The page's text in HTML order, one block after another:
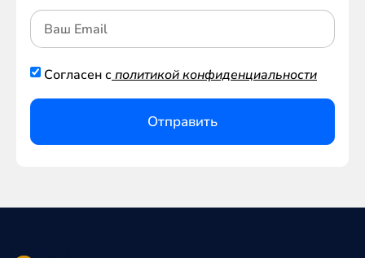
Согласен с политикой конфиденциальности
Отправить